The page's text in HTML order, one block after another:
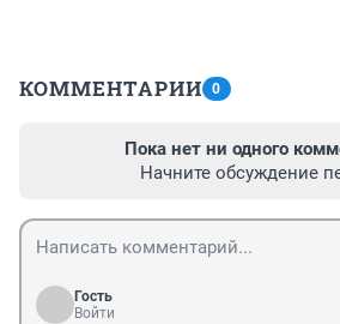
КОММЕНТАРИИ 0
Пока нет ни одного
Начните обсуждение
Гость
Войти